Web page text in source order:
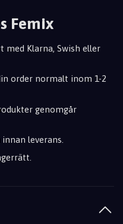
Femix
med Klarna, Swish eller
order normalt inom 1-2
genomgår
leverans.